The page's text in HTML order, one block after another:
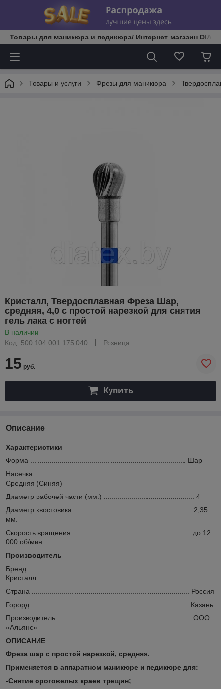
Товары для маникюра и педикюра/ Интернет-магазин
Товары и услуги Фрезы для маникюра
Кристалл, Твердосплавная Фреза Шар,
средняя, 4,0 с простой нарезкой для снятия
гель лака с ногтей
В наличии
Код: 500 104 001 175 040
Розница
15 руб.
Купить
Описание
Характеристики
Форма ............................................................................... Шар
Насечка .............................................................................
Средняя (Синяя)
Диаметр рабочей части (мм.) .............................................. 4
Диаметр хвостовика ............................................................ 2,35
мм.
Скорость вращения ............................................................ до 12
000 об/мин.
Производитель
Бренд .................................................................................
Кристалл
Страна ................................................................................ Россия
Горорд ................................................................................ Казань
Производитель .................................................................... ООО
«Альянс»
ОПИСАНИЕ
Фреза шар с простой нарезкой, средняя.
Применяется в аппаратном маникюре и педикюре для:
-Снятие ороговелых краев трещин;